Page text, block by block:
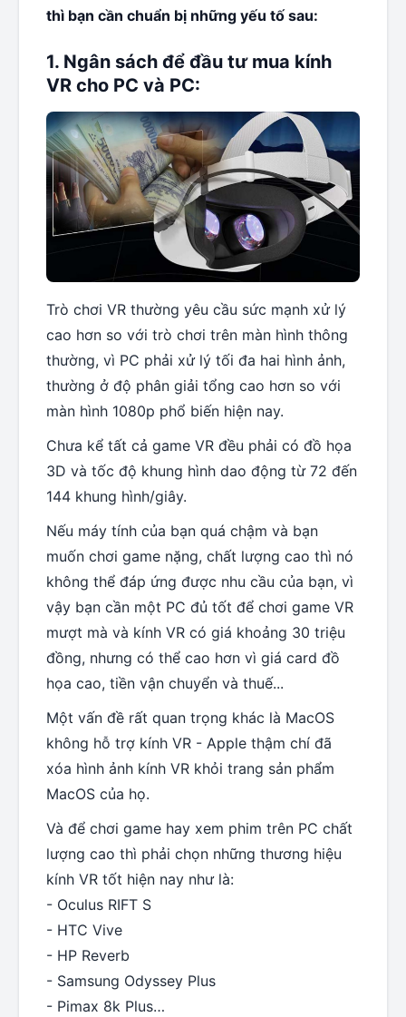
thì bạn cần chuẩn bị những yếu tố sau:
1. Ngân sách để đầu tư mua kính
VR cho PC và PC:
Trò chơi VR thường yêu cầu sức mạnh xử lý
cao hơn so với trò chơi trên màn hình thông
thường, vì PC phải xử lý tối đa hai hình ảnh,
thường ở độ phân giải tổng cao hơn so với
màn hình 1080p phổ biến hiện nay.
Chưa kể tất cả game VR đều phải có đồ họa
3D và tốc độ khung hình dao động từ 72 đến
144 khung hình/giây.
Nếu máy tính của bạn quá chậm và bạn
muốn chơi game nặng, chất lượng cao thì nó
không thể đáp ứng được nhu cầu của bạn, vì
vậy bạn cần một PC đủ tốt để chơi game VR
mượt mà và kính VR có giá khoảng 30 triệu
đồng, nhưng có thể cao hơn vì giá card đồ
họa cao, tiền vận chuyển và thuế...
Một vấn đề rất quan trọng khác là MacOS
không hỗ trợ kính VR - Apple thậm chí đã
xóa hình ảnh kính VR khỏi trang sản phẩm
MacOS của họ.
Và để chơi game hay xem phim trên PC chất
lượng cao thì phải chọn những thương hiệu
kính VR tốt hiện nay như là:
- Oculus RIFT S
- HTC Vive
- HP Reverb
- Samsung Odyssey Plus
- Pimax 8k Plus…